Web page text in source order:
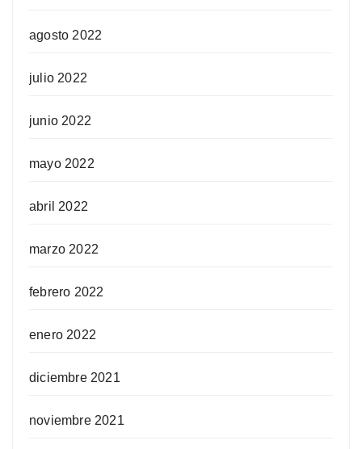
agosto 2022
julio 2022
junio 2022
mayo 2022
abril 2022
marzo 2022
febrero 2022
enero 2022
diciembre 2021
noviembre 2021